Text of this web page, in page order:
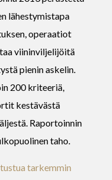
lähestymistapa
operaatiot
viininviljelijöitä
pienin askelin.
200 kriteeriä,
kestävästä
Raportoinnin
taho.
tarkemmin